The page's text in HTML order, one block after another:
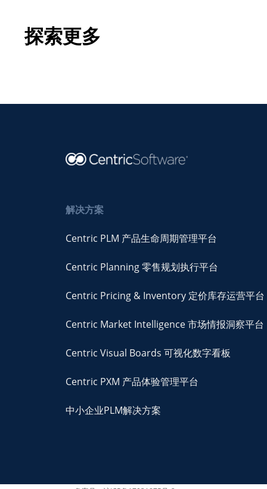
探索更多
解决方案
Centric PLM 产品生命周期管理平台
Centric Planning 零售规划执行平台
Centric Pricing & Inventory 定价库存运营平台
Centric Market Intelligence 市场情报洞察平台
Centric Visual Boards 可视化数字看板
Centric PXM 产品体验管理平台
中小企业PLM解决方案